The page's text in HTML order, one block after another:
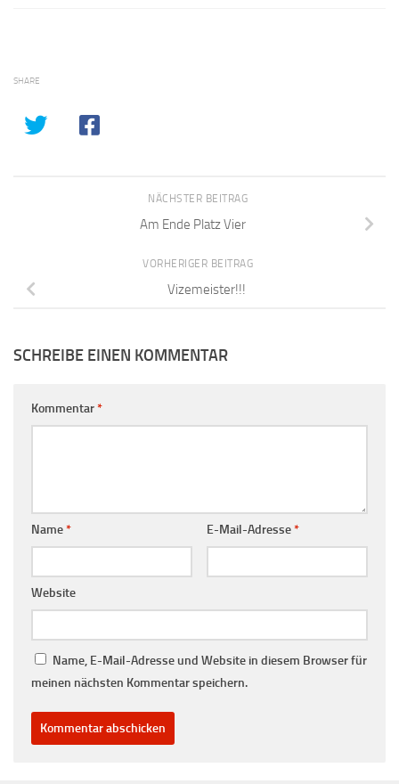
SHARE
NÄCHSTER BEITRAG
Am Ende Platz Vier
VORHERIGER BEITRAG
Vizemeister!!!
SCHREIBE EINEN KOMMENTAR
Kommentar*
Name* E-Mail-Adresse*
Website
Name, E-Mail-Adresse und Website in diesem Browser für
meinen nächsten Kommentar speichern.